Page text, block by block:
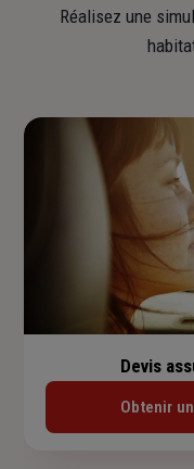
Réalisez une
Devis
Obtenir